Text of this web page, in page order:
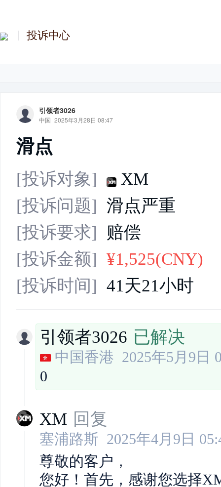
投诉中心
引领者3026
中国 2025年3月28日 08:47
滑点
[投诉对象]
XM
[投诉问题] 滑点严重
[投诉要求]
赔偿
[投诉金额] ¥1,525(CNY)
[投诉时间] 41天21小时
引领者3026 已解决
中国香港 2025年5月9日
0
XM 回复
塞浦路斯 2025年4月9日
尊敬的客户，
您好！首先，感谢您选择